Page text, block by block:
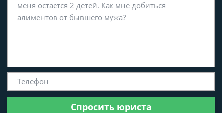
Спросить юриста